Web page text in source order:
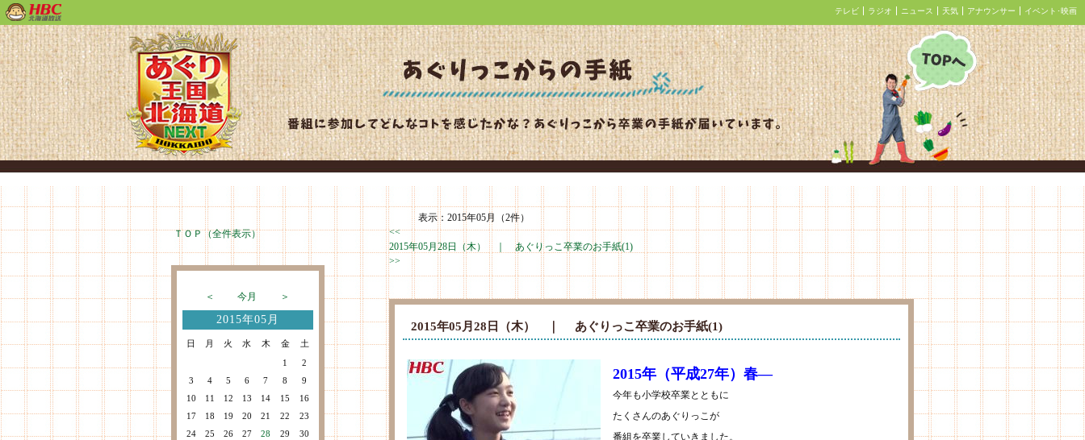
テレビ ラジオ ニュース 天気 アナウンサー イベント･映画
あぐり王国北海道NEXT
ＴＯＰ（全件表示）
＜ 今月 ＞
2015年05月
日 月 火 水 木 金
土
1
2
3
4 5 6 7 8
9
10
11 12 13 14 15
16
17
18 19 20 21 22
23
24
25 26 27 28 29
30
表示：2015年05月（2件）
<<
2015年05月28日（木） ｜ あぐりっこ卒業のお手紙(1)
>>
2015年05月28日（木） ｜ あぐりっこ卒業のお手紙(1)
2015年（平成27年）春—
今年も小学校卒業とともに
たくさんのあぐりっこが
番組を卒業していきました。